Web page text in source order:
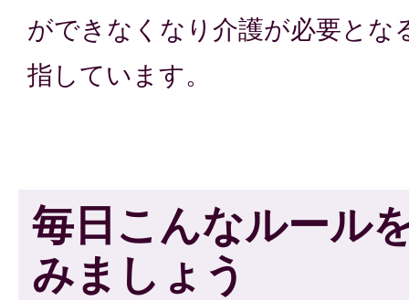
ができなくなり介護が必要とな
指しています。
毎日こんなルール
みましょう